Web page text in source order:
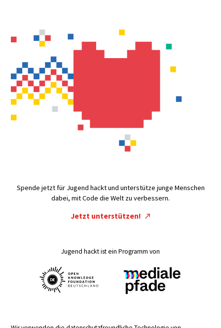
Spende jetzt für Jugend hackt und unterstütze junge Menschen
dabei, mit Code die Welt zu verbessern.
Jetzt unterstützen!
Jugend hackt ist ein Programm von